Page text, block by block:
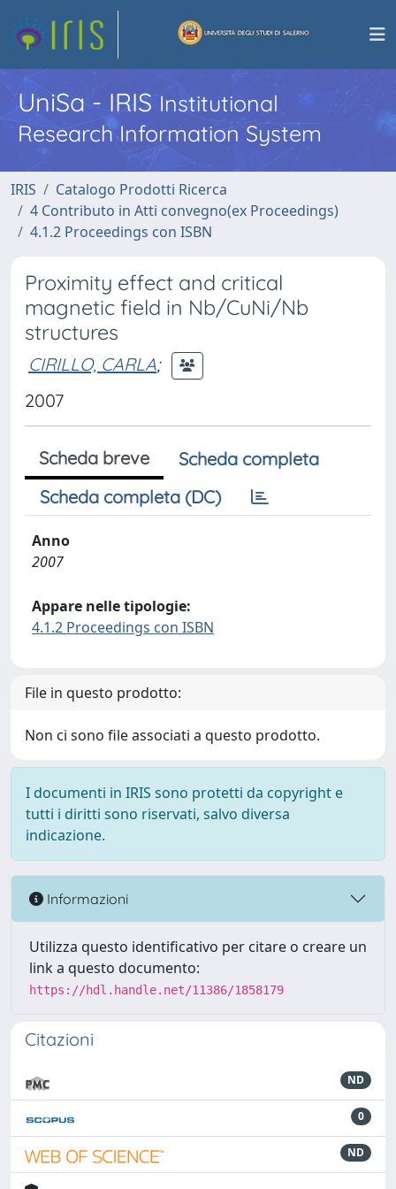
UniSa - IRISInstitutional
Research Information System
IRIS
Catalogo Prodotti Ricerca
4 Contributo in Atti convegno(ex Proceedings)
4.1.2 Proceedings con ISBN
Proximity effect and critical
magnetic field in Nb/CuNi/Nb
structures
CIRILLO, CARLA;
2007
Scheda breve
Scheda completa
Scheda completa (DC)
Anno
2007
Appare nelle tipologie:
4.1.2 Proceedings con ISBN
File in questo prodotto:
Non ci sono file associati a questo prodotto.
I documenti in IRIS sono protetti da copyright e
tutti i diritti sono riservati, salvo diversa
indicazione.
Informazioni
Utilizza questo identificativo per citare o creare un
link a questo documento:
https://hdl.handle.net/11386/1858179
Citazioni
ND
0
ND